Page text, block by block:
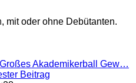
mit oder ohne Debütanten.
Akademikerball Gew…
Beitrag